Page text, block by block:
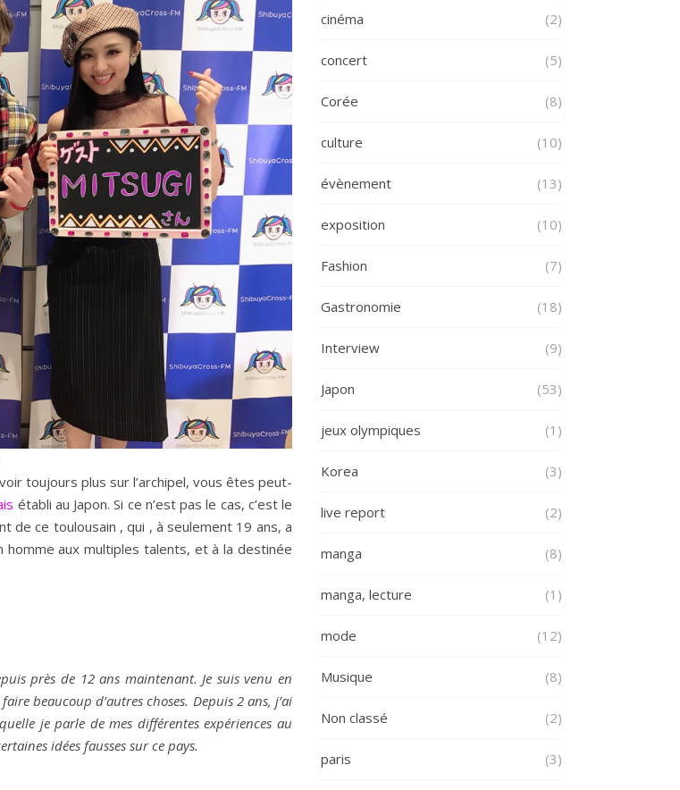
toujours plus sur l’archipel, vous êtes peut-
établi au Japon. Si ce n’est pas le cas, c’est le
ce toulousain , qui , à seulement 19 ans, a
homme aux multiples talents, et à la destinée
près de 12 ans maintenant. Je suis venu en
beaucoup d’autres choses. Depuis 2 ans, j’ai
je parle de mes différentes expériences au
idées fausses sur ce pays.
cinéma (2)
concert (5)
Corée (8)
culture (10)
évènement (13)
exposition (10)
Fashion (7)
Gastronomie (18)
Interview (9)
Japon (53)
jeux olympiques (1)
Korea (3)
live report (2)
manga (8)
manga, lecture (1)
mode (12)
Musique (8)
Non classé (2)
paris (3)